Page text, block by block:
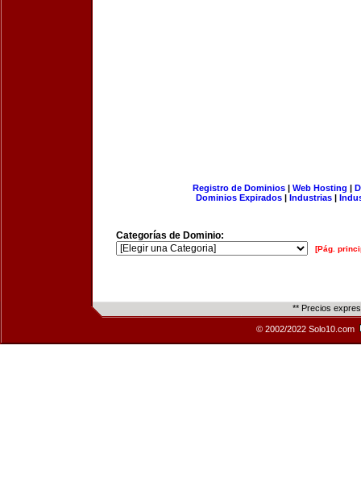
Registro de Dominios| Web Hosting |
Dominios Expirados | Industrias |
Categorías de Dominio:
[Pág.
** Precios
© 2002/2022 Solo10.com